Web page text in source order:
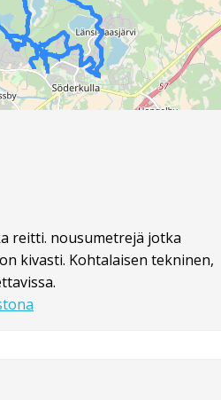
reitti. nousumetrejä jotka
kivasti. Kohtalaisen tekninen,